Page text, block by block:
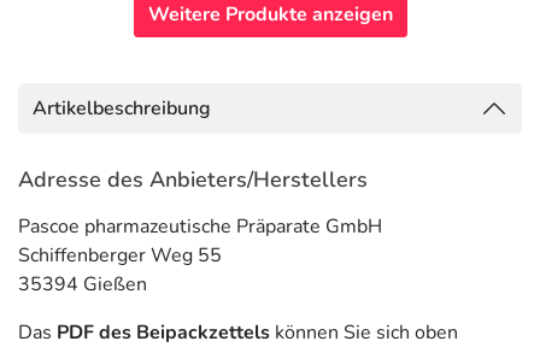
Weitere Produkte anzeigen
Artikelbeschreibung
Adresse des Anbieters/Herstellers
Pascoe pharmazeutische Präparate GmbH
Schiffenberger Weg 55
35394 Gießen
Das PDF des Beipackzettels können Sie sich oben